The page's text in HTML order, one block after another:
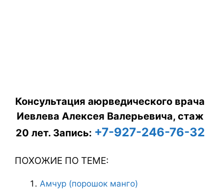
Консультация аюрведического врача
Иевлева Алексея Валерьевича, стаж
20 лет. Запись: +7-927-246-76-32
ПОХОЖИЕ ПО ТЕМЕ:
Амчур (порошок манго)